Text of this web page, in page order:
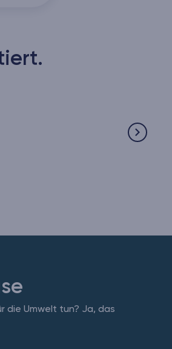
die Umwelt tun? Ja, das